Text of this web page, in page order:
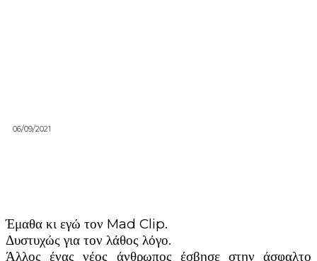
06/09/2021
Έμαθα κι εγώ τον Mad Clip.
Δυστυχώς για τον λάθος λόγο.
Άλλος ένας νέος άνθρωπος έσβησε στην άσφαλτο